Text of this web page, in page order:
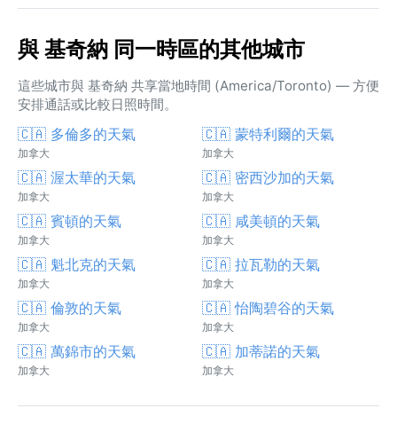
與 基奇納 同一時區的其他城市
這些城市與 基奇納 共享當地時間 (America/Toronto) — 方便
安排通話或比較日照時間。
🇨🇦 多倫多的天氣
加拿大
🇨🇦 蒙特利爾的天氣
加拿大
🇨🇦 渥太華的天氣
加拿大
🇨🇦 密西沙加的天氣
加拿大
🇨🇦 賓頓的天氣
加拿大
🇨🇦 咸美頓的天氣
加拿大
🇨🇦 魁北克的天氣
加拿大
🇨🇦 拉瓦勒的天氣
加拿大
🇨🇦 倫敦的天氣
加拿大
🇨🇦 怡陶碧谷的天氣
加拿大
🇨🇦 萬錦市的天氣
加拿大
🇨🇦 加蒂諾的天氣
加拿大